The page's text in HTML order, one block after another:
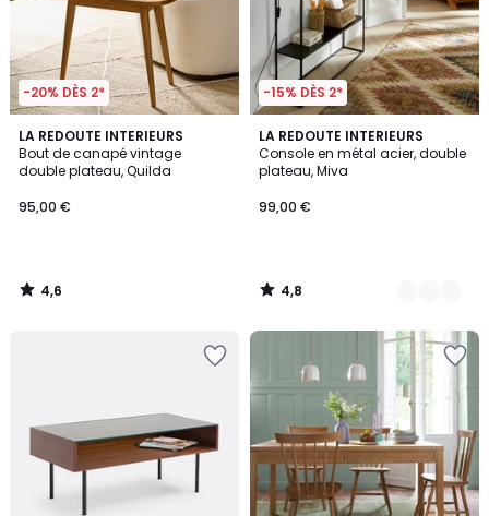
-20% DÈS 2*
LA REDOUTE INTERIEURS
Bout de canapé vintage
double plateau, Quilda
95,00 €
4,6
/ 5
4,6
/
-15% DÈS 2*
LA REDOUTE INTERIEURS
Console en métal acier, double
plateau, Miva
99,00 €
4,8
/ 5
2
Couleurs
4,8
/